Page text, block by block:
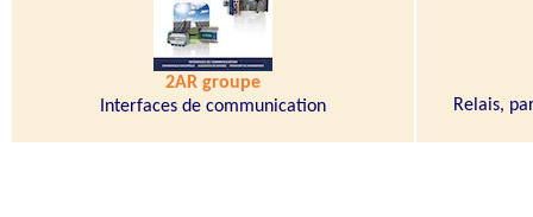
2AR groupe
Interfaces de communication
Relais,